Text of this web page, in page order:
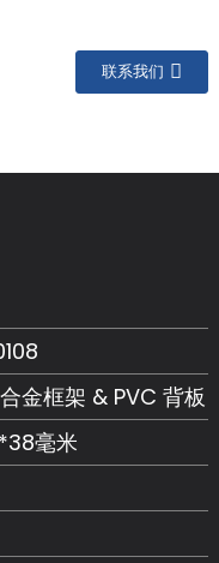
联系我们
金框架 & PVC 背板
毫米